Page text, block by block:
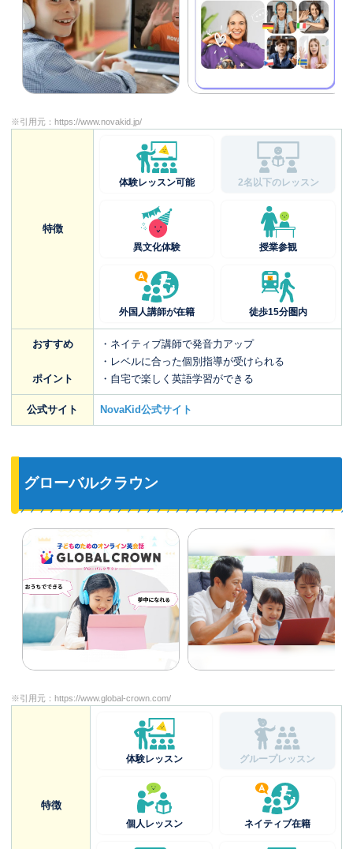
※引用元： https://www.novakid.jp/
特徴
体験レッスン可能 2名以下のレッスン
異文化体験 授業参観
外国人講師が在籍 徒歩15分圏内
おすすめ
ポイント
・ネイティブ講師で発音力アップ
・レベルに合った個別指導が受けられる
・自宅で楽しく英語学習ができる
公式サイト NovaKid公式サイト
グローバルクラウン
※引用元： https://www.global-crown.com/
特徴
体験レッスン グループレッスン
個人レッスン ネイティブ在籍